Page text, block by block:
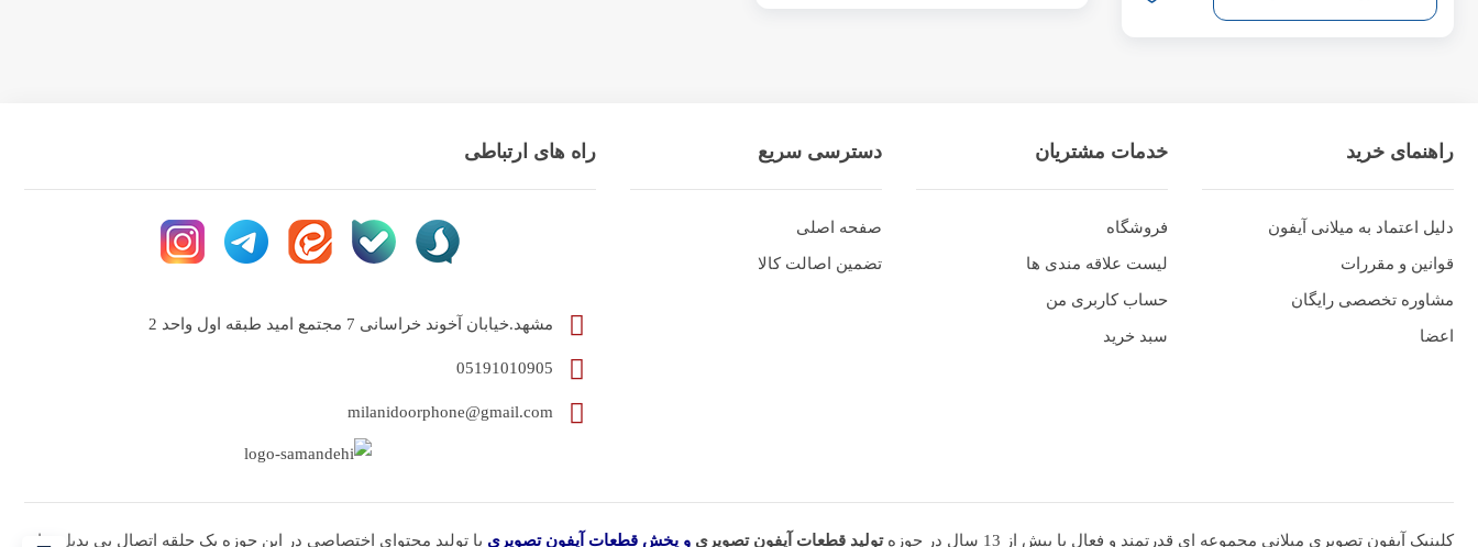
راهنمای خرید
دلیل اعتماد به میلانی آیفون
قوانین و مقررات
مشاوره تخصصی رایگان
اعضا
خدمات مشتریان
فروشگاه
لیست علاقه مندی ها
حساب کاربری من
سبد خرید
دسترسی سریع
صفحه اصلی
تضمین اصالت کالا
راه های ارتباطی
مشهد.خیابان آخوند خراسانی 7 مجتمع امید طبقه اول واحد 2
کلینیک آیفون تصویری میلانی مجموعه ای قدرتمند و فعال با بیش از 13 سال در حوزه تولید قطعات آیفون تصویری و پخش قطعات آیفون تصویری با تولید محتوای اختصاصی در این حوزه یک حلقه اتصال بی بدیل برای